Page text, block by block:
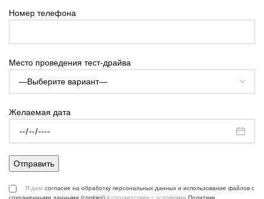
Номер телефона
Место проведения тест-драйва
Желаемая дата
Я даю согласие на обработку персональных данных и использование файлов с